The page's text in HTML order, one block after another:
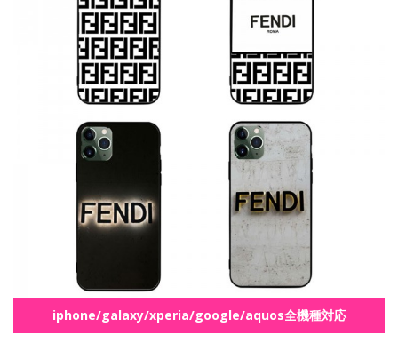
iphone/galaxy/xperia/google/aquos全機種対応